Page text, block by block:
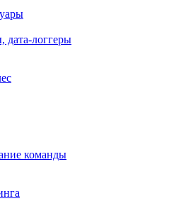
дата-логгеры
команды